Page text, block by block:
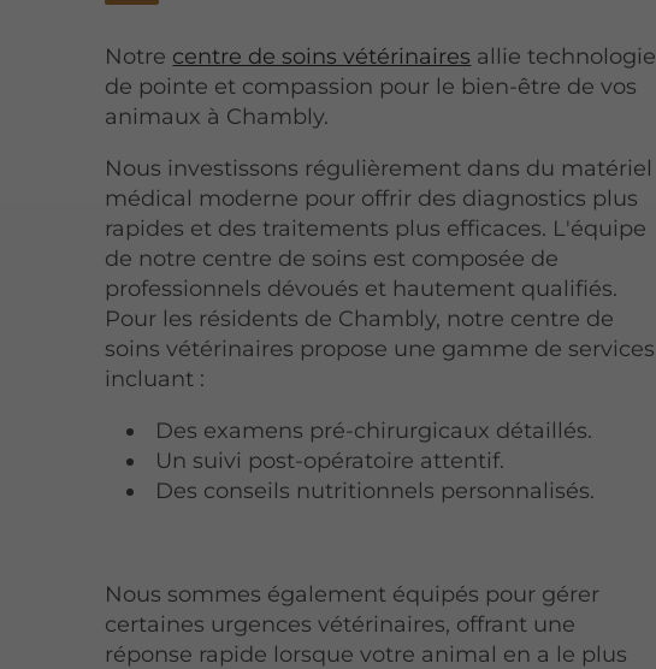
Notre centre de soins vétérinaires allie technologie
de pointe et compassion pour le bien-être de vos
animaux à Chambly.
Nous investissons régulièrement dans du matériel
médical moderne pour offrir des diagnostics plus
rapides et des traitements plus efficaces. L'équipe
de notre centre de soins est composée de
professionnels dévoués et hautement qualifiés.
Pour les résidents de Chambly, notre centre de
soins vétérinaires propose une gamme de services
incluant :
Des examens pré-chirurgicaux détaillés.
Un suivi post-opératoire attentif.
Des conseils nutritionnels personnalisés.
Nous sommes également équipés pour gérer
certaines urgences vétérinaires, offrant une
réponse rapide lorsque votre animal en a le plus